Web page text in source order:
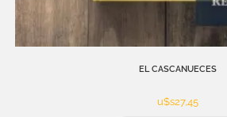
EL CASCANUECES
u$s27,45